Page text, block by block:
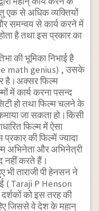
एक से अधिक व्यक्तियों
समन्वय से कार्य करने में
है तथा इस प्रकार का
की भूमिका निभाई है
math genius) , उसके
है।अक्सर फिल्म
में कार्य करना पसन्द
हो तथा फिल्म चलने के
जा सकता हो।किसी
फिल्म में ऐसा
प्रकार की फिल्में ज्यादा
अभिनेता और अभिनेत्री
नहीं करते हैं।
भी ताराजी पी हेनसन ने
( Taraji P Henson
को इस तरह की
जिससे वे देश के महान्